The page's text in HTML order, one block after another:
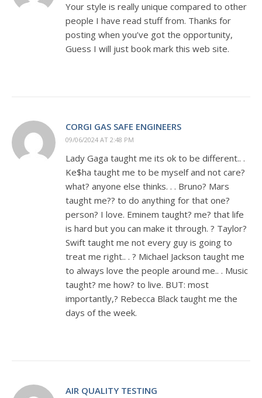
Your style is really unique compared to other
people I have read stuff from. Thanks for
posting when you’ve got the opportunity,
Guess I will just book mark this web site.
CORGI GAS SAFE ENGINEERS
09/06/2024 AT 2:48 PM
Lady Gaga taught me its ok to be different.. .
Ke$ha taught me to be myself and not care?
what? anyone else thinks. . . Bruno? Mars
taught me?? to do anything for that one?
person? I love. Eminem taught? me? that life
is hard but you can make it through. ? Taylor?
Swift taught me not every guy is going to
treat me right.. . ? Michael Jackson taught me
to always love the people around me.. . Music
taught? me how? to live. BUT: most
importantly,? Rebecca Black taught me the
days of the week.
AIR QUALITY TESTING